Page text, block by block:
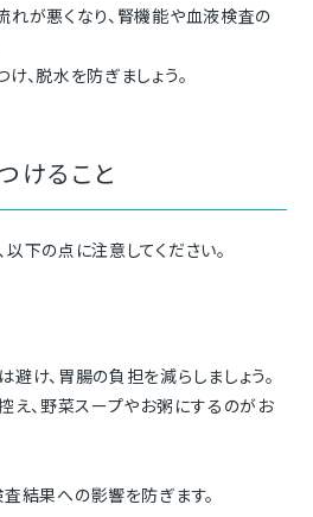
が悪くなり、腎機能や血液検査の
、脱水を防ぎましょう。
けること
下の点に注意してください。
け、胃腸の負担を減らしましょう。
え、野菜スープやお粥にするのがお
結果への影響を防ぎます。